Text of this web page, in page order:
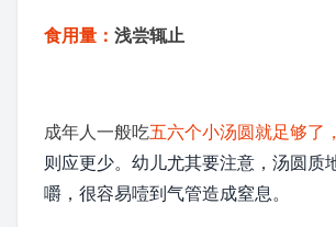
食用量： 浅尝辄止
成年人一般吃五六个小汤圆就足够了，
则应更少。幼儿尤其要注意，汤圆质
嚼，很容易噎到气管造成窒息。